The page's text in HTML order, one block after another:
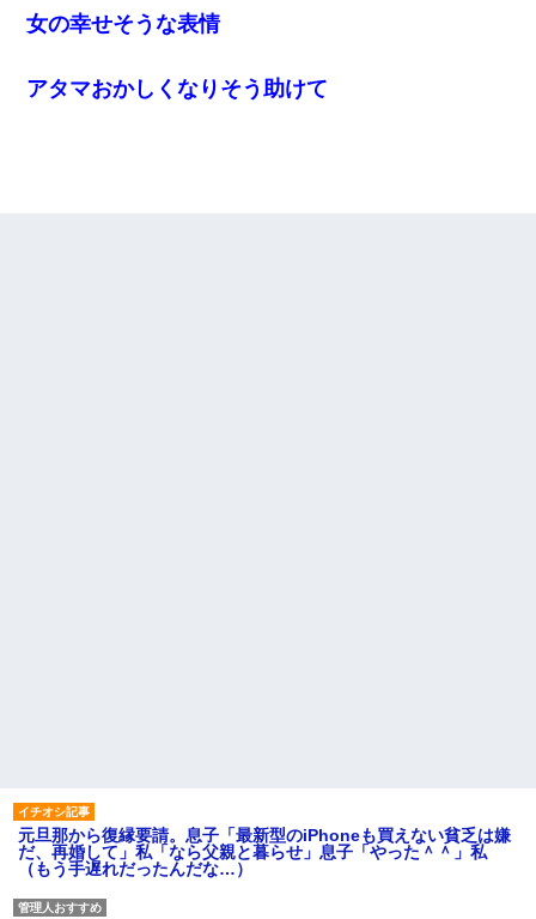
女の幸せそうな表情
アタマおかしくなりそう助けて
元旦那から復縁要請。息子「最新型のiPhoneも買えない貧乏は嫌
だ、再婚して」私「なら父親と暮らせ」息子「やった＾＾」私
（もう手遅れだったんだな…）